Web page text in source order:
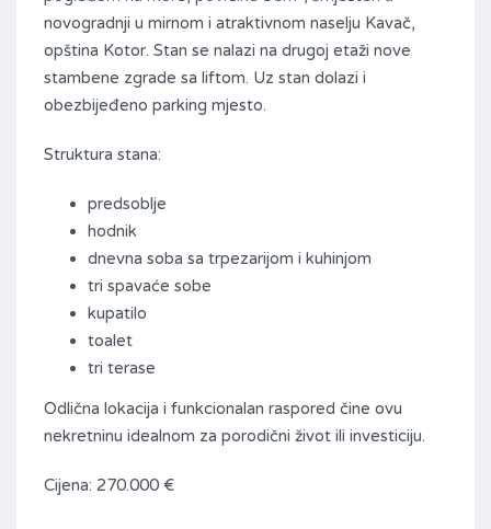
novogradnji u mirnom i atraktivnom naselju Kavač,
opština Kotor. Stan se nalazi na drugoj etaži nove
stambene zgrade sa liftom. Uz stan dolazi i
obezbijeđeno parking mjesto.
Struktura stana:
predsoblje
hodnik
dnevna soba sa trpezarijom i kuhinjom
tri spavaće sobe
kupatilo
toalet
tri terase
Odlična lokacija i funkcionalan raspored čine ovu
nekretninu idealnom za porodični život ili investiciju.
Cijena: 270.000 €